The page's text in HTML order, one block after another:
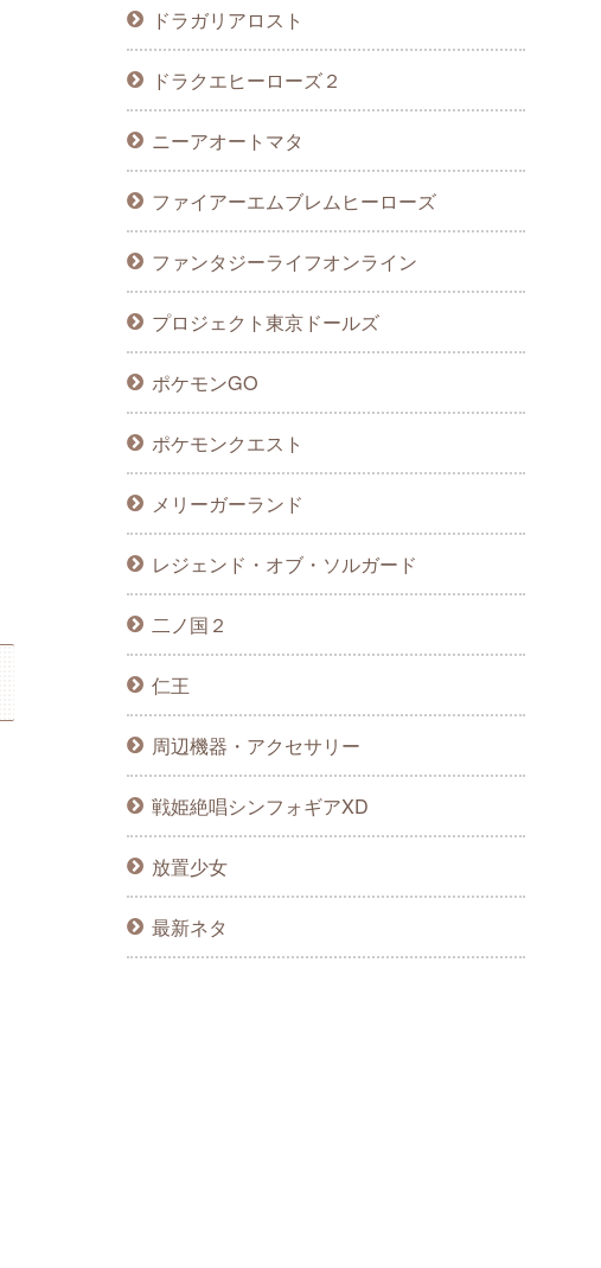
ドラガリアロスト
ドラクエヒーローズ２
ニーアオートマタ
ファイアーエムブレムヒーローズ
ファンタジーライフオンライン
プロジェクト東京ドールズ
ポケモンGO
ポケモンクエスト
メリーガーランド
レジェンド・オブ・ソルガード
二ノ国２
仁王
周辺機器・アクセサリー
戦姫絶唱シンフォギアXD
放置少女
最新ネタ